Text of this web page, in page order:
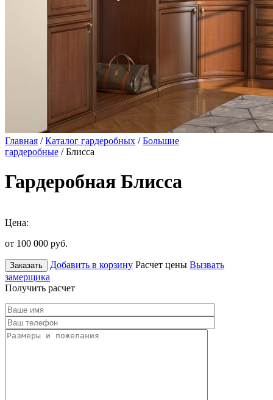
Главная /Каталог гардеробных /Большие
гардеробные / Блисса
Гардеробная Блисса
Цена:
от 100 000 руб.
Заказать Добавить в корзину Расчет цены Вызвать
замерщика
Получить расчет